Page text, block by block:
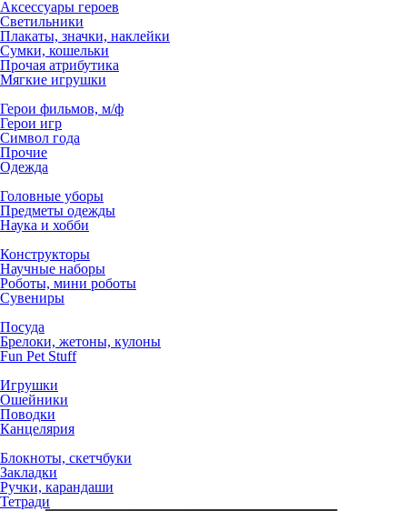
Аксессуары героев
Светильники
Плакаты, значки, наклейки
Сумки, кошельки
Прочая атрибутика
Мягкие игрушки
Герои фильмов, м/ф
Герои игр
Символ года
Прочие
Одежда
Головные уборы
Предметы одежды
Наука и хобби
Конструкторы
Научные наборы
Роботы, мини роботы
Сувениры
Посуда
Брелоки, жетоны, кулоны
Fun Pet Stuff
Игрушки
Ошейники
Поводки
Канцелярия
Блокноты, скетчбуки
Закладки
Ручки, карандаши
Тетради